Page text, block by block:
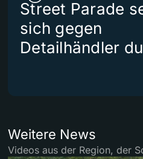
Street Parade
sich gegen
Detailhändler
Weitere News
Videos aus der Region, der